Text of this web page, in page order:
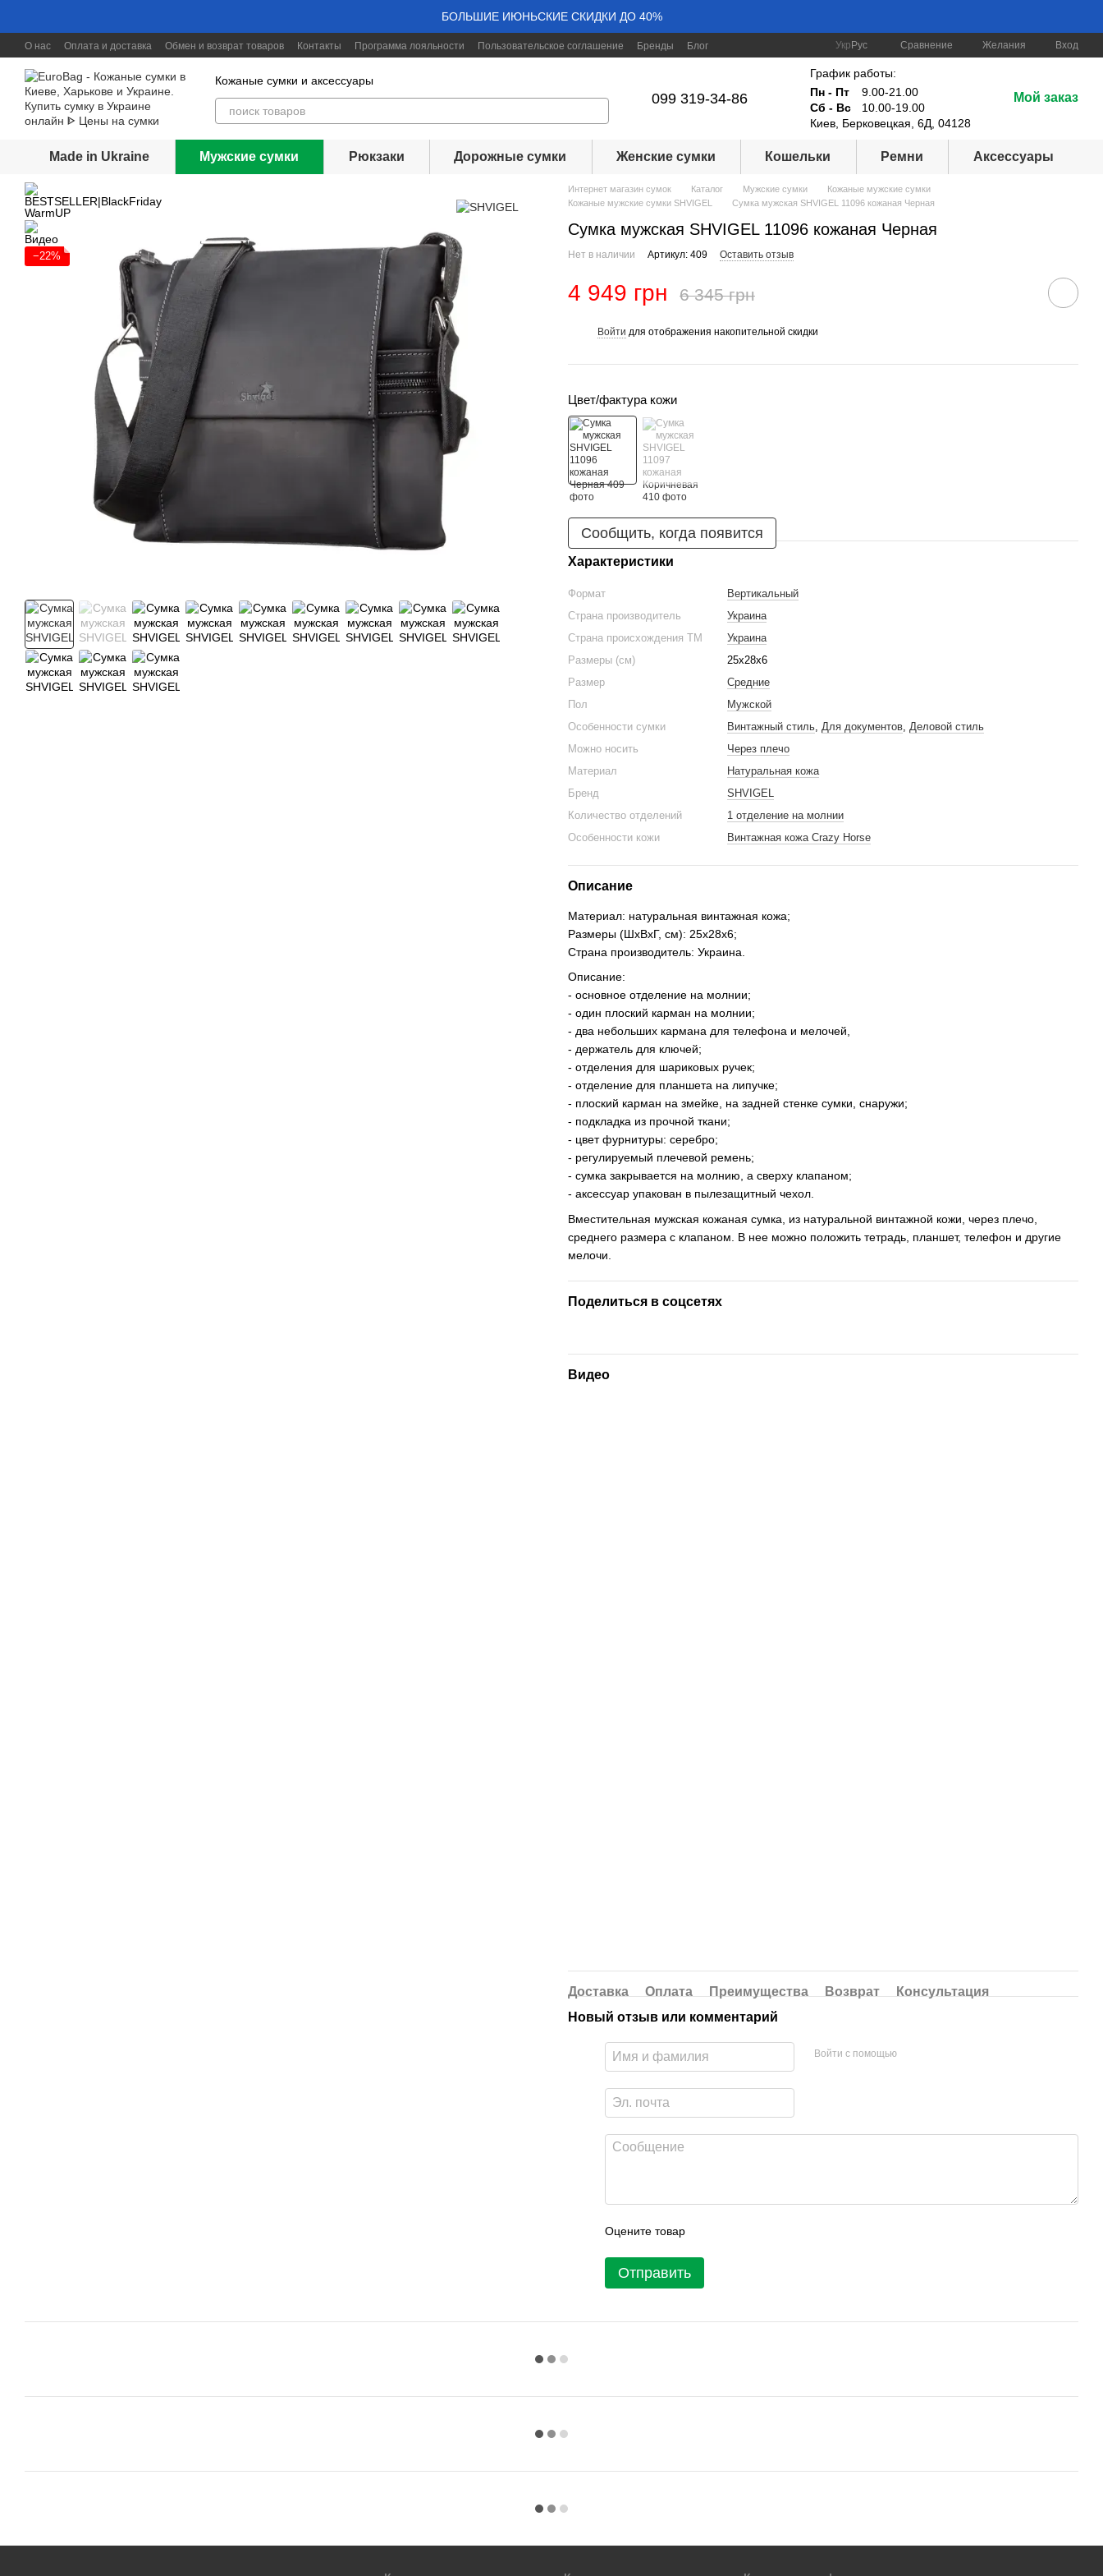
БОЛЬШИЕ ИЮНЬСКИЕ СКИДКИ ДО 40%
О нас Оплата и доставка Обмен и возврат товаров Контакты Программа лояльности Пользовательское соглашение Бренды
Блог
Укр Рус Сравнение Желания Вход
Кожаные сумки и аксессуары
099 319-34-86
График работы:
Пн - Пт
9.00-21.00
Сб - Вс
10.00-19.00
Киев, Берковецкая, 6Д, 04128
Мой заказ
Made in Ukraine Мужские сумки Рюкзаки Дорожные сумки Женские сумки Кошельки Ремни Аксессуары
−22%
Интернет магазин сумок Каталог Мужские сумки
Кожаные мужские сумки
Кожаные мужские сумки SHVIGEL
Сумка мужская SHVIGEL 11096 кожаная Черная
Сумка мужская SHVIGEL 11096 кожаная Черная
Нет в наличии Артикул: 409 Оставить отзыв
4 949 грн 6 345 грн
Войти для отображения накопительной скидки
Цвет/фактура кожи
Сообщить, когда появится
Характеристики
Формат
Вертикальный
Страна производитель
Украина
Страна происхождения ТМ
Украина
Размеры (см)
25х28х6
Размер
Средние
Пол
Мужской
Особенности сумки
Винтажный стиль, Для документов, Деловой стиль
Можно носить
Через плечо
Материал
Натуральная кожа
Бренд
SHVIGEL
Количество отделений
1 отделение на молнии
Особенности кожи
Винтажная кожа Crazy Horse
Описание
Материал: натуральная винтажная кожа;
Размеры (ШхВхГ, см): 25х28х6;
Страна производитель: Украина.
Описание:
- основное отделение на молнии;
- один плоский карман на молнии;
- два небольших кармана для телефона и мелочей,
- держатель для ключей;
- отделения для шариковых ручек;
- отделение для планшета на липучке;
- плоский карман на змейке, на задней стенке сумки, снаружи;
- подкладка из прочной ткани;
- цвет фурнитуры: серебро;
- регулируемый плечевой ремень;
- сумка закрывается на молнию, а сверху клапаном;
- аксессуар упакован в пылезащитный чехол.
Вместительная мужская кожаная сумка, из натуральной винтажной кожи, через плечо,
среднего размера с клапаном. В нее можно положить тетрадь, планшет, телефон и другие
мелочи.
Поделиться в соцсетях
Видео
Доставка Оплата Преимущества Возврат
Консультация
Новый отзыв или комментарий
Войти с помощью
Оцените товар
Отправить